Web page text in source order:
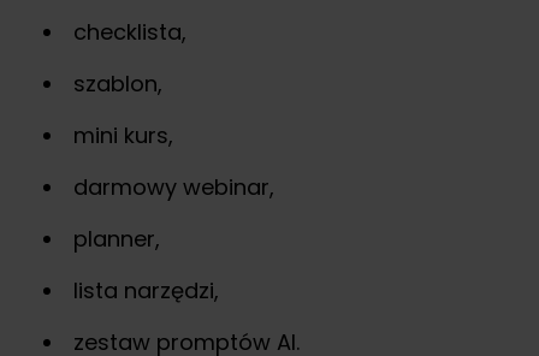
checklista,
szablon,
mini kurs,
darmowy webinar,
planner,
lista narzędzi,
zestaw promptów AI.